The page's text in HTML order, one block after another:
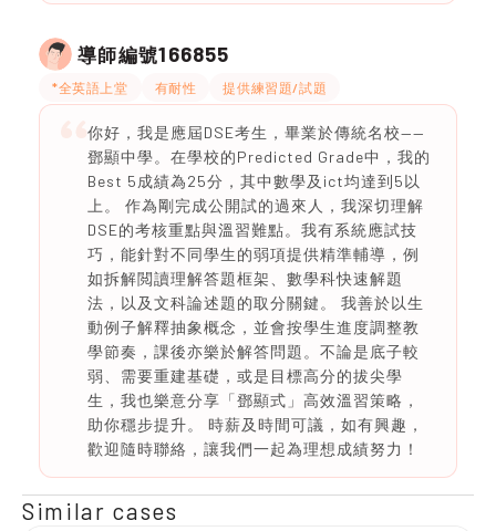
導師編號166855
*全英語上堂 有耐性 提供練習題/試題
你好，我是應屆DSE考生，畢業於傳統名校——
鄧顯中學。在學校的Predicted Grade中，我的
Best 5成績為25分，其中數學及ict均達到5以
上。 作為剛完成公開試的過來人，我深切理解
DSE的考核重點與溫習難點。我有系統應試技
巧，能針對不同學生的弱項提供精準輔導，例
如拆解閲讀理解答題框架、數學科快速解題
法，以及文科論述題的取分關鍵。 我善於以生
動例子解釋抽象概念，並會按學生進度調整教
學節奏，課後亦樂於解答問題。不論是底子較
弱、需要重建基礎，或是目標高分的拔尖學
生，我也樂意分享「鄧顯式」高效溫習策略，
助你穩步提升。 時薪及時間可議，如有興趣，
歡迎隨時聯絡，讓我們一起為理想成績努力！
Similar cases